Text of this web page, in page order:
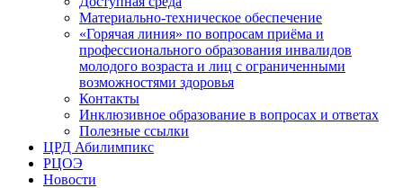
Материально-техническое обеспечение
«Горячая линия» по вопросам приёма и
профессионального образования инвалидов
молодого возраста и лиц с ограниченными
возможностями здоровья
Контакты
Инклюзивное образование в вопросах и ответах
Полезные ссылки
ЦРД Абилимпикс
РЦОЭ
Новости